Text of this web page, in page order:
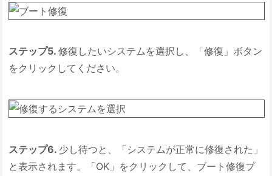
ステップ5.修復したいシステムを選択し、「修復」ボタン
をクリックしてください。
ステップ6. 少し待つと、「システムが正常に修復された」
と表示されます。「OK」をクリックして、ブート修復プ